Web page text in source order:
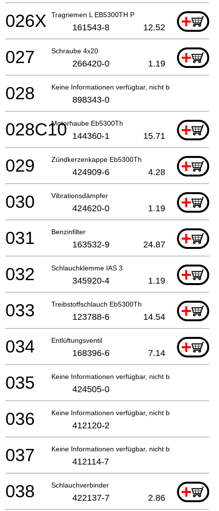
Tragriemen L EB5300TH P +
026X 161543-8 12.52
Schraube 4x20 +
027 266420-0 1.19
Keine Informationen verfügbar, nicht bestellbar
028 898343-0
Motorhaube Eb5300Th +
028C10 144360-1 15.71
Zündkerzenkappe Eb5300Th +
029 424909-6 4.28
Vibrationsdämpfer +
030 424620-0 1.19
Benzinfilter +
031 163532-9 24.87
Schlauchklemme IAS 3 +
032 345920-4 1.19
Treibstoffschlauch Eb5300Th +
033 123788-6 14.54
Entlüftungsventil +
034 168396-6 7.14
Keine Informationen verfügbar, nicht bestellbar
035 424505-0
Keine Informationen verfügbar, nicht bestellbar
036 412120-2
Keine Informationen verfügbar, nicht bestellbar
037 412114-7
Schlauchverbinder +
038 422137-7 2.86